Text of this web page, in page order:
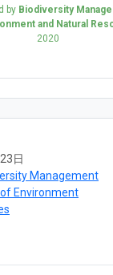
by Biodiversity
and Natural
2020
日
Management
Environment